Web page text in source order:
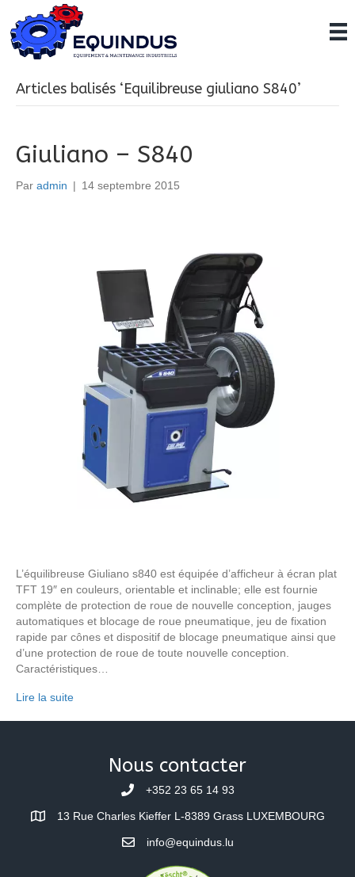
Articles balisés ‘Equilibreuse giuliano S840’
Giuliano – S840
Par admin | 14 septembre 2015
L’équilibreuse Giuliano s840 est équipée d’afficheur à écran plat
TFT 19″ en couleurs, orientable et inclinable; elle est fournie
complète de protection de roue de nouvelle conception, jauges
automatiques et blocage de roue pneumatique, jeu de fixation
rapide par cônes et dispositif de blocage pneumatique ainsi que
d’une protection de roue de toute nouvelle conception.
Caractéristiques…
Lire la suite
Nous contacter
+352 23 65 14 93
13 Rue Charles Kieffer L-8389 Grass LUXEMBOURG
info@equindus.lu